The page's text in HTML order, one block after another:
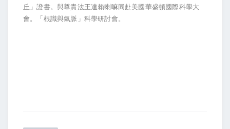
丘」證書。與尊貴法王達賴喇嘛同赴美國華盛頓國際科學大
會。「根識與氣脈」科學研討會。